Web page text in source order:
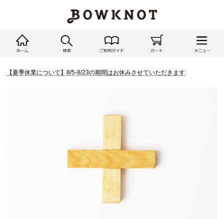
【夏季休業について】8/5-8/23の期間はお休みさせていただきます